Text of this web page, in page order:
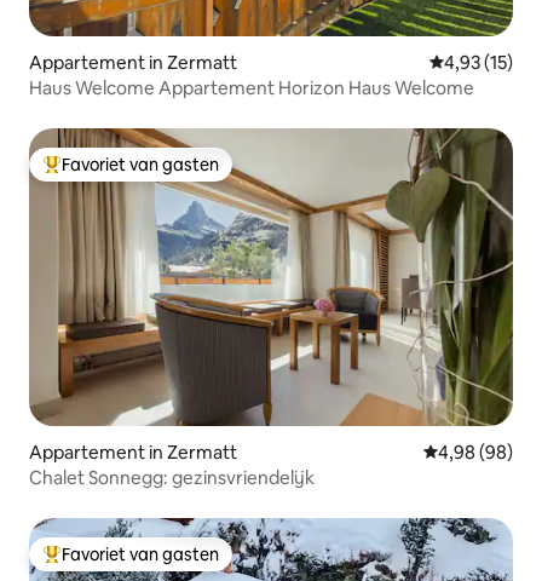
Appartement in Zermatt Gemiddelde
4,93 (15)
Haus Welcome Appartement Horizon Haus Welcome
Topfavoriet van gasten
Favoriet van gasten
Appartement in Zermatt Gemiddelde
4,98 (98)
Chalet Sonnegg: gezinsvriendelijk
Topfavoriet van gasten
Favoriet van gasten